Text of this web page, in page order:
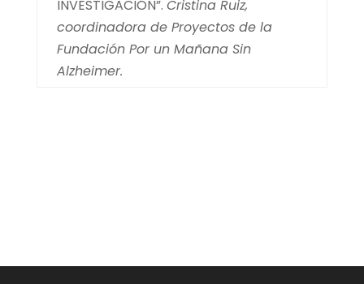
INVESTIGACIÓN”. Cristina Ruiz,
coordinadora de Proyectos de la
Fundación Por un Mañana Sin
Alzheimer.